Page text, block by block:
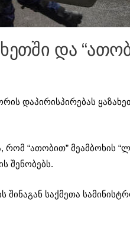
და
დაპირისპირებას
რომ “ათობით” მეამბოხის
შენობებს.
საქმეთა